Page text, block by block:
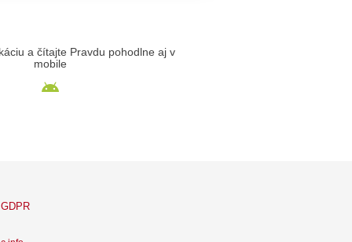
a čítajte Pravdu pohodlne aj v
mobile
GDPR